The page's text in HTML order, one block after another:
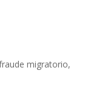
migratorio,